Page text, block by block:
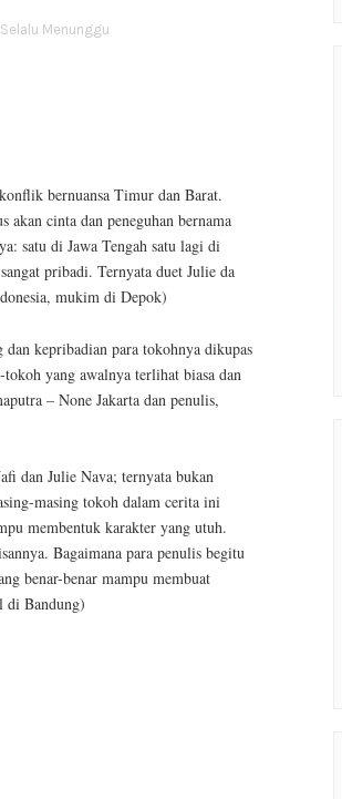
Menunggu
bernuansa Timur dan Barat.
akan cinta dan peneguhan bernama
satu di Jawa Tengah satu lagi di
pribadi. Ternyata duet Julie da
mukim di Depok)
kepribadian para tokohnya dikupas
yang awalnya terlihat biasa dan
– None Jakarta dan penulis,
dan Julie Nava; ternyata bukan
masing tokoh dalam cerita ini
membentuk karakter yang utuh.
Bagaimana para penulis begitu
benar-benar mampu membuat
di Bandung)